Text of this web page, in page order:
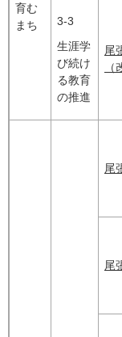
育む
まち
3-3
生涯学
び続け
る教育
の推進
尾
（
尾
尾